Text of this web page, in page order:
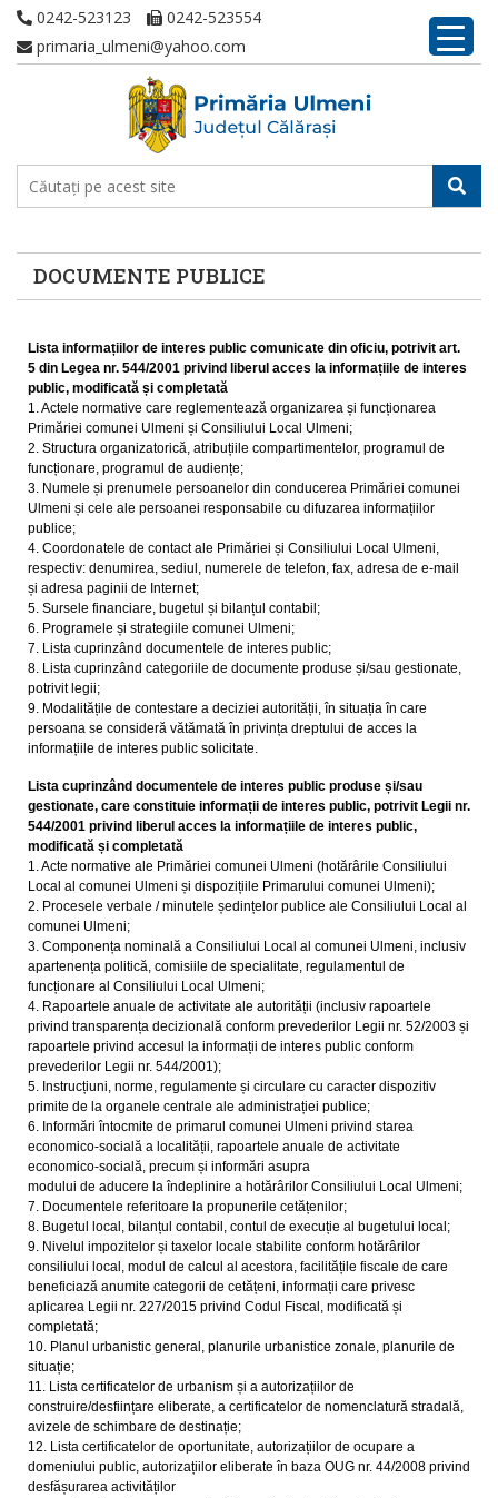
0242-523123
0242-523554
primaria_ulmeni@yahoo.com
DOCUMENTE PUBLICE
Lista informațiilor de interes public comunicate din oficiu, potrivit art.
5 din Legea nr. 544/2001 privind liberul acces la informațiile de interes
public, modificată și completată
1. Actele normative care reglementează organizarea și funcționarea
Primăriei comunei Ulmeni și Consiliului Local Ulmeni;
2. Structura organizatorică, atribuțiile compartimentelor, programul de
funcționare, programul de audiențe;
3. Numele și prenumele persoanelor din conducerea Primăriei comunei
Ulmeni și cele ale persoanei responsabile cu difuzarea informațiilor
publice;
4. Coordonatele de contact ale Primăriei și Consiliului Local Ulmeni,
respectiv: denumirea, sediul, numerele de telefon, fax, adresa de e-mail
și adresa paginii de Internet;
5. Sursele financiare, bugetul și bilanțul contabil;
6. Programele și strategiile comunei Ulmeni;
7. Lista cuprinzând documentele de interes public;
8. Lista cuprinzând categoriile de documente produse și/sau gestionate,
potrivit legii;
9. Modalitățile de contestare a deciziei autorității, în situația în care
persoana se consideră vătămată în privința dreptului de acces la
informațiile de interes public solicitate.
Lista cuprinzând documentele de interes public produse și/sau
gestionate, care constituie informații de interes public, potrivit Legii nr.
544/2001 privind liberul acces la informațiile de interes public,
modificată și completată
1. Acte normative ale Primăriei comunei Ulmeni (hotărârile Consiliului
Local al comunei Ulmeni și dispozițiile Primarului comunei Ulmeni);
2. Procesele verbale / minutele ședințelor publice ale Consiliului Local al
comunei Ulmeni;
3. Componența nominală a Consiliului Local al comunei Ulmeni, inclusiv
apartenența politică, comisiile de specialitate, regulamentul de
funcționare al Consiliului Local Ulmeni;
4. Rapoartele anuale de activitate ale autorității (inclusiv rapoartele
privind transparența decizională conform prevederilor Legii nr. 52/2003 și
rapoartele privind accesul la informații de interes public conform
prevederilor Legii nr. 544/2001);
5. Instrucțiuni, norme, regulamente și circulare cu caracter dispozitiv
primite de la organele centrale ale administrației publice;
6. Informări întocmite de primarul comunei Ulmeni privind starea
economico-socială a localității, rapoartele anuale de activitate
economico-socială, precum și informări asupra
modului de aducere la îndeplinire a hotărârilor Consiliului Local Ulmeni;
7. Documentele referitoare la propunerile cetățenilor;
8. Bugetul local, bilanțul contabil, contul de execuție al bugetului local;
9. Nivelul impozitelor și taxelor locale stabilite conform hotărârilor
consiliului local, modul de calcul al acestora, facilitățile fiscale de care
beneficiază anumite categorii de cetățeni, informații care privesc
aplicarea Legii nr. 227/2015 privind Codul Fiscal, modificată și
completată;
10. Planul urbanistic general, planurile urbanistice zonale, planurile de
situație;
11. Lista certificatelor de urbanism și a autorizațiilor de
construire/desființare eliberate, a certificatelor de nomenclatură stradală,
avizele de schimbare de destinație;
12. Lista certificatelor de oportunitate, autorizațiilor de ocupare a
domeniului public, autorizațiilor eliberate în baza OUG nr. 44/2008 privind
desfășurarea activităților